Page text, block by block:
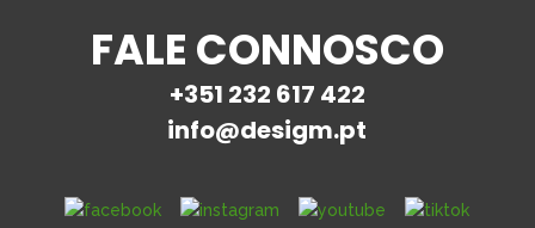
FALE CONNOSCO
+351 232 617 422
info@desigm.pt